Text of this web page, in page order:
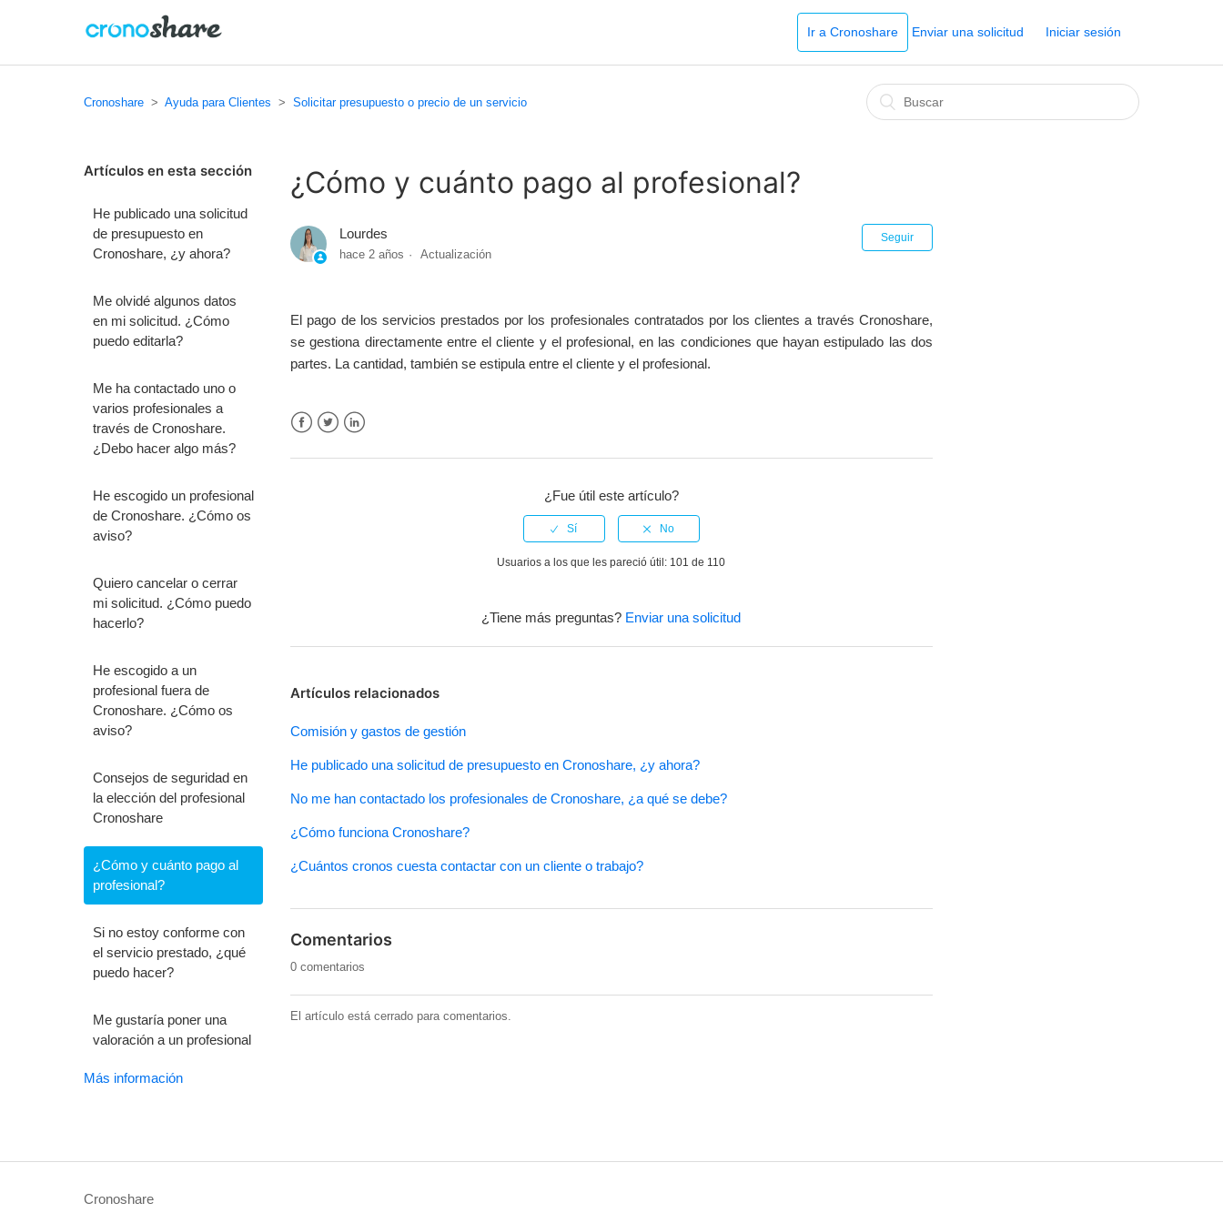
Ir a Cronoshare Enviar una solicitud Iniciar sesión
Cronoshare Ayuda para Clientes Solicitar presupuesto o precio de un servicio
Artículos en esta sección
He publicado una solicitud
de presupuesto en
Cronoshare, ¿y ahora?
Me olvidé algunos datos
en mi solicitud. ¿Cómo
puedo editarla?
Me ha contactado uno o
varios profesionales a
través de Cronoshare.
¿Debo hacer algo más?
He escogido un profesional
de Cronoshare. ¿Cómo os
aviso?
Quiero cancelar o cerrar
mi solicitud. ¿Cómo puedo
hacerlo?
He escogido a un
profesional fuera de
Cronoshare. ¿Cómo os
aviso?
Consejos de seguridad en
la elección del profesional
Cronoshare
¿Cómo y cuánto pago al
profesional?
Si no estoy conforme con
el servicio prestado, ¿qué
puedo hacer?
Me gustaría poner una
valoración a un profesional
Más información
¿Cómo y cuánto pago al profesional?
Lourdes
hace 2 años Actualización
Seguir
El pago de los servicios prestados por los profesionales contratados por los clientes a través Cronoshare,
se gestiona directamente entre el cliente y el profesional, en las condiciones que hayan estipulado las dos
partes. La cantidad, también se estipula entre el cliente y el profesional.
¿Fue útil este artículo?
Usuarios a los que les pareció útil: 101 de 110
¿Tiene más preguntas? Enviar una solicitud
Artículos relacionados
Comisión y gastos de gestión
He publicado una solicitud de presupuesto en Cronoshare, ¿y ahora?
No me han contactado los profesionales de Cronoshare, ¿a qué se debe?
¿Cómo funciona Cronoshare?
¿Cuántos cronos cuesta contactar con un cliente o trabajo?
Comentarios
0 comentarios
El artículo está cerrado para comentarios.
Cronoshare